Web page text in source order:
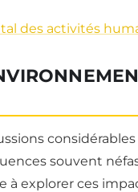
des activités
souvent
à explorer ces